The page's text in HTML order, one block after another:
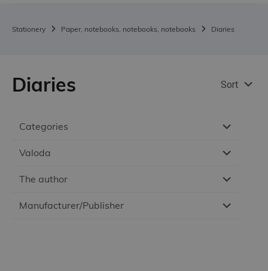
Stationery Paper, notebooks, notebooks, notebooks Diaries
Categories
Valoda
The author
Manufacturer/Publisher
Diaries Sort